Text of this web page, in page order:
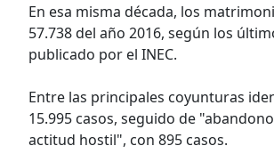
En esa misma década, los
57.738 del año 2016, según los
publicado por el INEC.
Entre las principales coyunturas
15.995 casos, seguido de
actitud hostil", con 895 casos.